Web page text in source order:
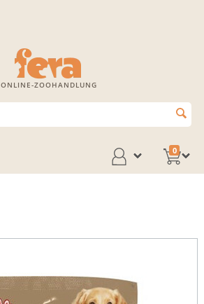
ONLINE-ZOOHANDLUNG
0